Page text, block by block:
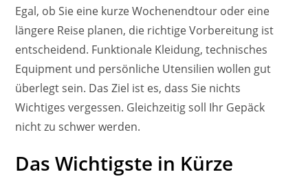
Egal, ob Sie eine kurze Wochenendtour oder eine
längere Reise planen, die richtige Vorbereitung ist
entscheidend. Funktionale Kleidung, technisches
Equipment und persönliche Utensilien wollen gut
überlegt sein. Das Ziel ist es, dass Sie nichts
Wichtiges vergessen. Gleichzeitig soll Ihr Gepäck
nicht zu schwer werden.
Das Wichtigste in Kürze